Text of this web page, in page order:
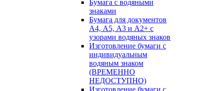
Бумага с водяными
знаками
Бумага для документов
А4, А5, А3 и А2+ с
узорами водяных знаков
Изготовление бумаги с
индивидуальным
водяным знаком
(ВРЕМЕННО
НЕДОСТУПНО)
Изготовление бумаги с